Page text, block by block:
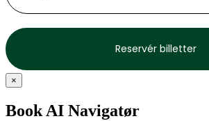
×
Book AI Navigatør